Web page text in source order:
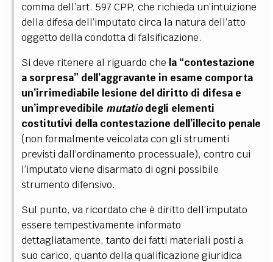
comma dell’art. 597 CPP, che richieda un’intuizione
della difesa dell’imputato circa la natura dell’atto
oggetto della condotta di falsificazione.
Si deve ritenere al riguardo che la “contestazione
a sorpresa” dell’aggravante in esame comporta
un’irrimediabile lesione del diritto di difesa e
un’imprevedibile mutatiodegli elementi
costitutivi della contestazione dell’illecito penale
(non formalmente veicolata con gli strumenti
previsti dall’ordinamento processuale), contro cui
l’imputato viene disarmato di ogni possibile
strumento difensivo.
Sul punto, va ricordato che è diritto dell’imputato
essere tempestivamente informato
dettagliatamente, tanto dei fatti materiali posti a
suo carico, quanto della qualificazione giuridica